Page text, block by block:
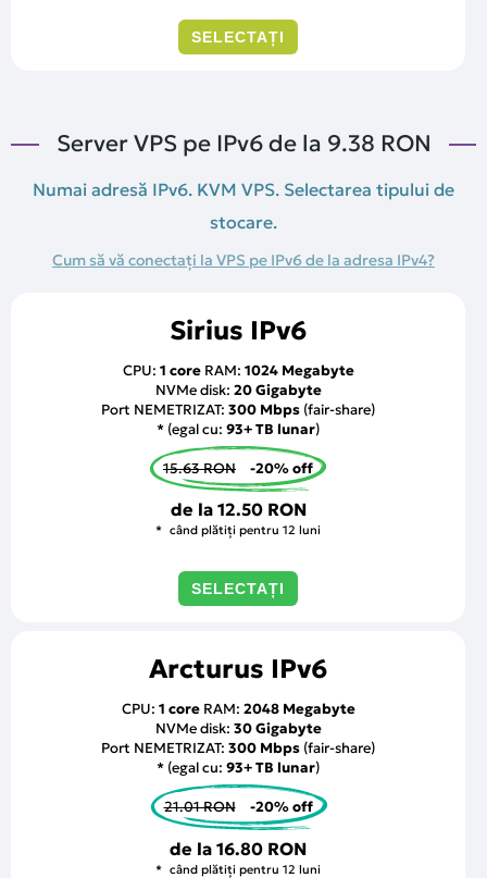
SELECTAȚI
Server VPS pe IPv6 de la 9.38 RON
Numai adresă IPv6. KVM VPS. Selectarea tipului de
stocare.
Cum să vă conectați la VPS pe IPv6 de la adresa IPv4?
Sirius IPv6
CPU: 1 coreRAM: 1024 Megabyte
NVMe disk: 20 Gigabyte
Port NEMETRIZAT: 300 Mbps (fair-share)
* (egal cu: 93+ TB lunar)
15.63 RON -20% off
de la 12.50 RON
când plătiți pentru 12 luni
SELECTAȚI
Arcturus IPv6
CPU: 1 coreRAM: 2048 Megabyte
NVMe disk: 30 Gigabyte
Port NEMETRIZAT: 300 Mbps (fair-share)
* (egal cu: 93+ TB lunar)
21.01 RON -20% off
de la 16.80 RON
când plătiți pentru 12 luni